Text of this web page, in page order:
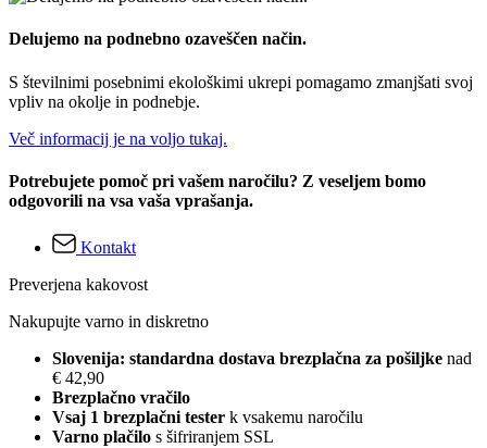
Delujemo na podnebno ozaveščen način.
S številnimi posebnimi ekološkimi ukrepi pomagamo zmanjšati svoj
vpliv na okolje in podnebje.
Več informacij je na voljo tukaj.
Potrebujete pomoč pri vašem naročilu? Z veseljem bomo
odgovorili na vsa vaša vprašanja.
Kontakt
Preverjena kakovost
Nakupujte varno in diskretno
Slovenija: standardna dostava brezplačna za pošiljke nad
€ 42,90
Brezplačno vračilo
Vsaj 1 brezplačni tester k vsakemu naročilu
Varno plačilo s šifriranjem SSL